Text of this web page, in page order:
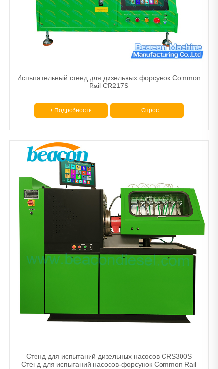
Испытательный стенд для дизельных форсунок Common
Rail CR217S
+ Подробности + Опрос
Стенд для испытаний дизельных насосов CRS300S
Стенд для испытаний насосов-форсунок Common Rail